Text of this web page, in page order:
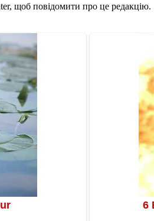
щоб повідомити про це редакцію.